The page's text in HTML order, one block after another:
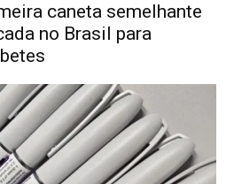
caneta semelhante
no Brasil para